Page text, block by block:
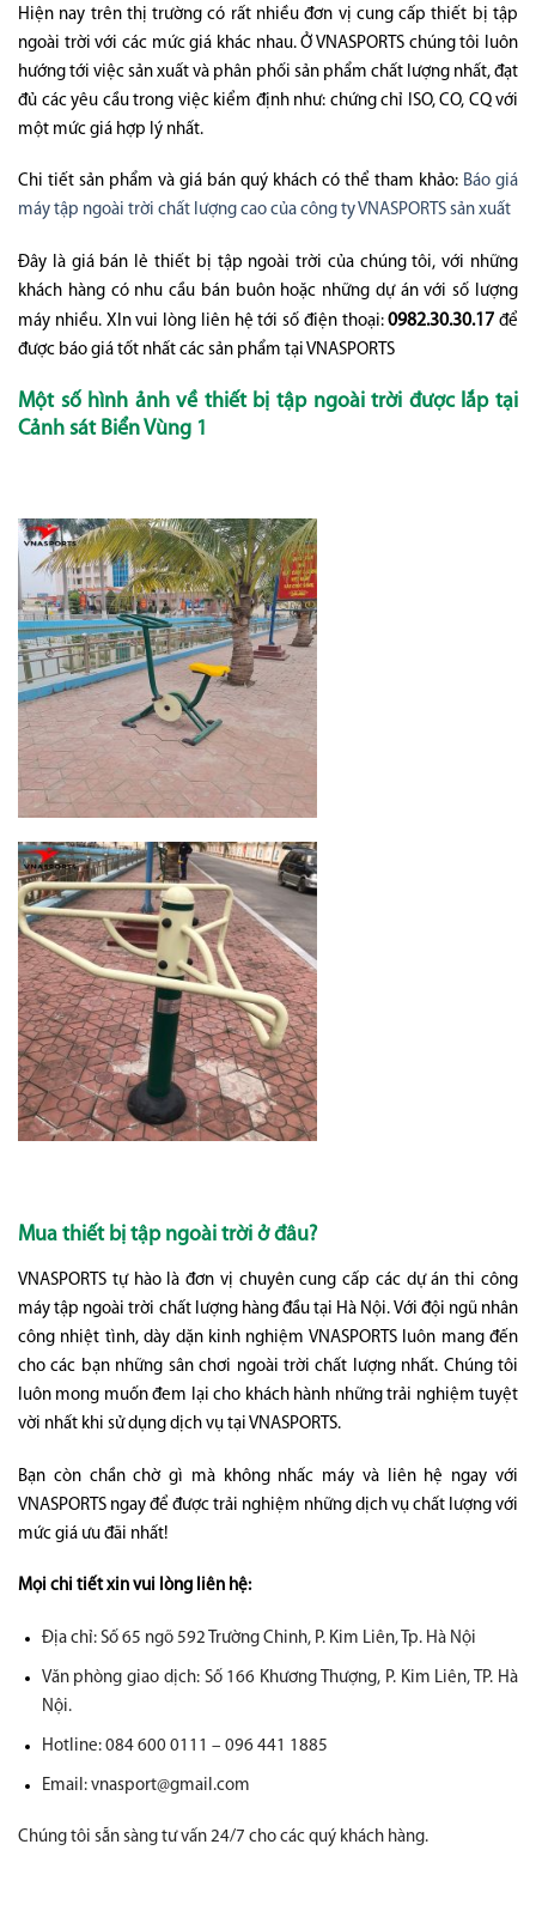
Hiện nay trên thị trường có rất nhiều đơn vị cung cấp thiết bị tập
ngoài trời với các mức giá khác nhau. Ở VNASPORTS chúng tôi luôn
hướng tới việc sản xuất và phân phối sản phẩm chất lượng nhất, đạt
đủ các yêu cầu trong việc kiểm định như: chứng chỉ ISO, CO, CQ với
một mức giá hợp lý nhất.
Chi tiết sản phẩm và giá bán quý khách có thể tham khảo: Báo giá
máy tập ngoài trời chất lượng cao của công ty VNASPORTS sản xuất
Đây là giá bán lẻ thiết bị tập ngoài trời của chúng tôi, với những
khách hàng có nhu cầu bán buôn hoặc những dự án với số lượng
máy nhiều. XIn vui lòng liên hệ tới số điện thoại:0982.30.30.17 để
được báo giá tốt nhất các sản phẩm tại VNASPORTS
Một số hình ảnh về thiết bị tập ngoài trời được lắp tại
Cảnh sát Biển Vùng 1
Mua thiết bị tập ngoài trời ở đâu?
VNASPORTS tự hào là đơn vị chuyên cung cấp các dự án thi công
máy tập ngoài trời chất lượng hàng đầu tại Hà Nội. Với đội ngũ nhân
công nhiệt tình, dày dặn kinh nghiệm VNASPORTS luôn mang đến
cho các bạn những sân chơi ngoài trời chất lượng nhất. Chúng tôi
luôn mong muốn đem lại cho khách hành những trải nghiệm tuyệt
vời nhất khi sử dụng dịch vụ tại VNASPORTS.
Bạn còn chần chờ gì mà không nhấc máy và liên hệ ngay với
VNASPORTS ngay để được trải nghiệm những dịch vụ chất lượng với
mức giá ưu đãi nhất!
Mọi chi tiết xin vui lòng liên hệ:
Địa chỉ: Số 65 ngõ 592 Trường Chinh, P. Kim Liên, Tp. Hà Nội
Văn phòng giao dịch: Số 166 Khương Thượng, P. Kim Liên, TP. Hà
Nội.
Hotline: 084 600 0111 – 096 441 1885
Email: vnasport@gmail.com
Chúng tôi sẵn sàng tư vấn 24/7 cho các quý khách hàng.